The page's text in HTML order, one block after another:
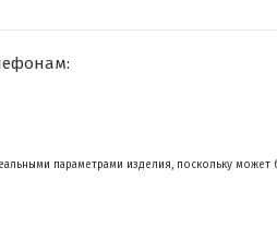
параметрами изделия, поскольку может